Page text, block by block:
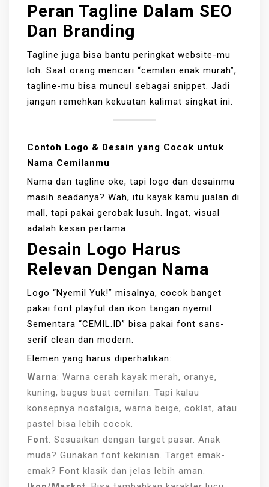
Peran Tagline Dalam SEO
Dan Branding
Tagline juga bisa bantu peringkat website-mu
loh. Saat orang mencari “cemilan enak murah”,
tagline-mu bisa muncul sebagai snippet. Jadi
jangan remehkan kekuatan kalimat singkat ini.
Contoh Logo & Desain yang Cocok untuk
Nama Cemilanmu
Nama dan tagline oke, tapi logo dan desainmu
masih seadanya? Wah, itu kayak kamu jualan di
mall, tapi pakai gerobak lusuh. Ingat, visual
adalah kesan pertama.
Desain Logo Harus
Relevan Dengan Nama
Logo “Nyemil Yuk!” misalnya, cocok banget
pakai font playful dan ikon tangan nyemil.
Sementara “CEMIL.ID” bisa pakai font sans-
serif clean dan modern.
Elemen yang harus diperhatikan:
Warna: Warna cerah kayak merah, oranye,
kuning, bagus buat cemilan. Tapi kalau
konsepnya nostalgia, warna beige, coklat, atau
pastel bisa lebih cocok.
Font: Sesuaikan dengan target pasar. Anak
muda? Gunakan font kekinian. Target emak-
emak? Font klasik dan jelas lebih aman.